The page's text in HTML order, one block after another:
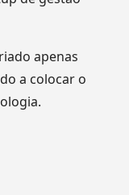
apenas
a colocar o